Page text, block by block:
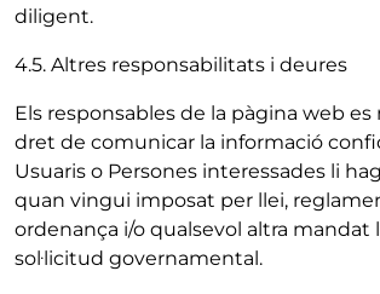
diligent.
4.5. Altres responsabilitats i deures
Els responsables de la pàgina web es
dret de comunicar la informació
Usuaris o Persones interessades li
quan vingui imposat per llei,
ordenança i/o qualsevol altra mandat
sol·licitud governamental.